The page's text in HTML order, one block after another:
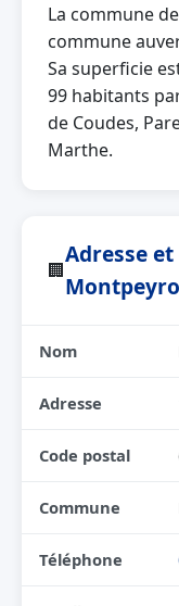
La commune
commune
Sa superficie
99 habitants
de Coudes,
Marthe.
🏢
Adresse
Nom
Adresse
Code postal
Commune
Téléphone